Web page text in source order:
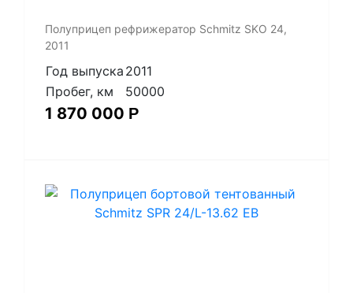
Полуприцеп рефрижератор Schmitz SKO 24,
2011
Год выпуска 2011
Пробег, км
50000
1 870 000 Р